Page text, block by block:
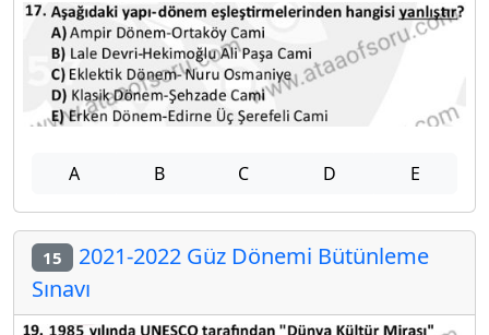
A B C D E
15 2021-2022 Güz Dönemi Bütünleme
Sınavı